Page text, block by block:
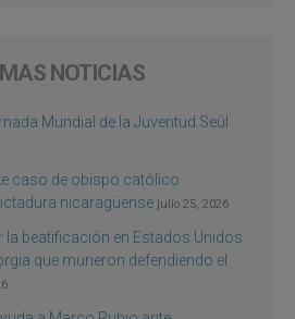
NOTICIAS
Mundial de la Juventud Seúl
caso de obispo católico
nicaragüense julio 25, 2026
la beatificación en Estados Unidos
que murieron defendiendo el